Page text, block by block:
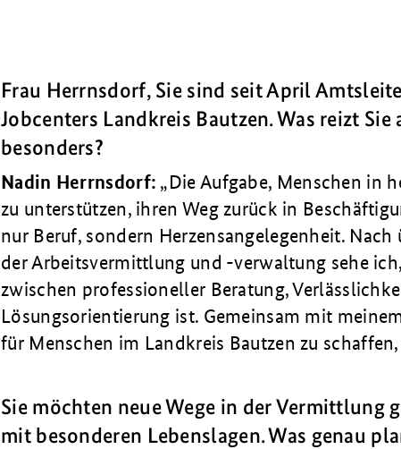
Frau Herrnsdorf, Sie sind seit April
Jobcenters Landkreis Bautzen. Was reizt Sie
besonders?
Nadin Herrnsdorf:
Die Aufgabe, Menschen in
zu unterstützen, ihren Weg zurück in
nur Beruf, sondern Herzensangelegenheit. Nach
der Arbeitsvermittlung und -verwaltung sehe
zwischen professioneller Beratung,
Lösungsorientierung ist. Gemeinsam mit
für Menschen im Landkreis Bautzen zu
Sie möchten neue Wege in der Vermittlung
mit besonderen Lebenslagen. Was genau